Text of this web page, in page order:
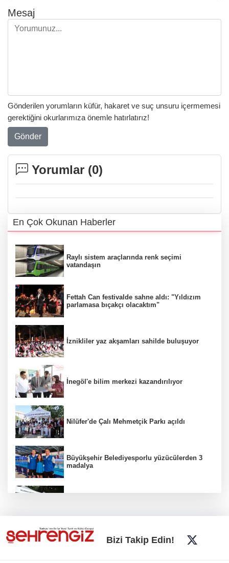
Mesaj
Gönderilen yorumların küfür, hakaret ve suç unsuru içermemesi
gerektiğini okurlarımıza önemle hatırlatırız!
Gönder
Yorumlar (0)
En Çok Okunan Haberler
Raylı sistem araçlarında renk seçimi
vatandaşın
Fettah Can festivalde sahne aldı: "Yıldızım
parlamasa bıçakçı olacaktım"
İznikliler yaz akşamları sahilde buluşuyor
İnegöl'e bilim merkezi kazandırılıyor
Nilüfer'de Çalı Mehmetçik Parkı açıldı
Büyükşehir Belediyesporlu yüzücülerden 3
madalya
Bursa Büyükşehir'den kırsala tam destek:
Bizi Takip Edin!